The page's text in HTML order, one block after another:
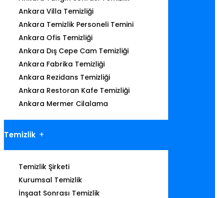
Ankara Villa Temizliği
Ankara Temizlik Personeli Temini
Ankara Ofis Temizliği
Ankara Dış Cepe Cam Temizliği
Ankara Fabrika Temizliği
Ankara Rezidans Temizliği
Ankara Restoran Kafe Temizliği
Ankara Mermer Cilalama
Temizlik
Temizlik Şirketi
Kurumsal Temizlik
İnşaat Sonrası Temizlik